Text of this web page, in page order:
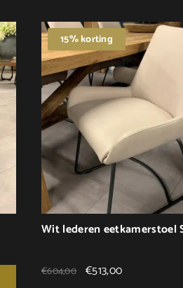
15% korting
Wit lederen eetkamerstoel
€604,00 €513,00